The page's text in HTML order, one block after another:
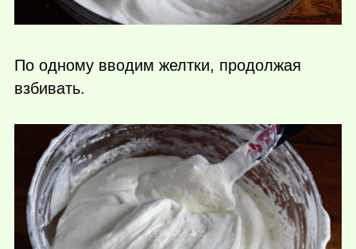
По одному вводим желтки, продолжая
взбивать.